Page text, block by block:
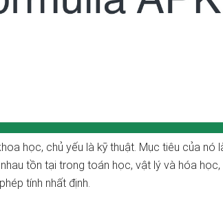
học, chủ yếu là kỹ thuật. Mục tiêu của nó
tồn tại trong toán học, vật lý và hóa học,
tính nhất định.